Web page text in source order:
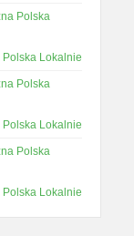
Polska
Polska Lokalnie
Polska
Polska Lokalnie
Polska
Polska Lokalnie